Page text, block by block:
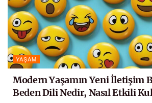
YAŞAM
Modern Yaşamın Yeni İletişim
Beden Dili Nedir, Nasıl Etkili